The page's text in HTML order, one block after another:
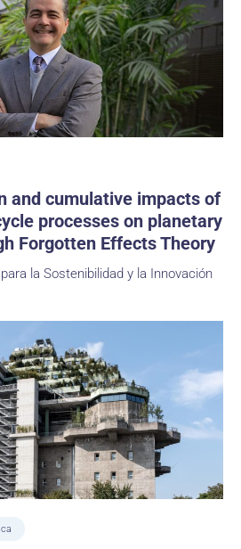
and cumulative impacts of
processes on planetary
Forgotten Effects Theory
la Sostenibilidad y la Innovación